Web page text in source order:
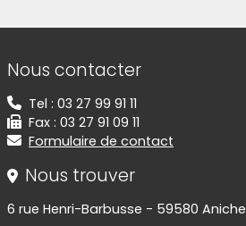
Informations de contact
Nous contacter
Tel : 03 27 99 91 11
Fax : 03 27 91 09 11
Formulaire de contact
Nous trouver
6 rue Henri-Barbusse - 59580 Aniche